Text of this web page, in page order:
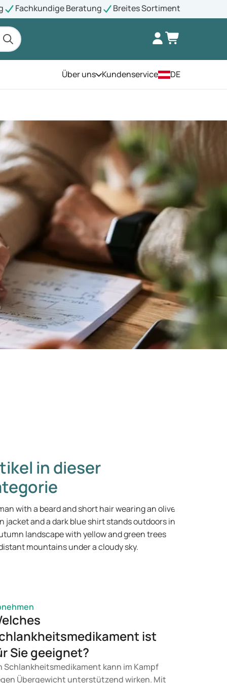
Fachkundige Beratung Breites Sortiment
Über unsÖffnen Sie das Menü
Kundenservice DE
in dieser
ist
Sie geeignet?
Schlankheitsmedikament kann im Kampf
Übergewicht unterstützend wirken. Mit